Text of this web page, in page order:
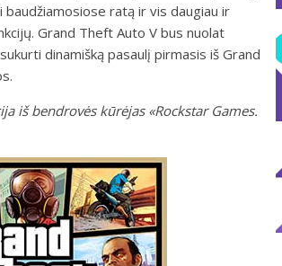
ratą ir vis daugiau ir
Grand Theft Auto V bus nuolat
dinamišką pasaulį pirmasis iš Grand
iš bendrovės kūrėjas «Rockstar Games.